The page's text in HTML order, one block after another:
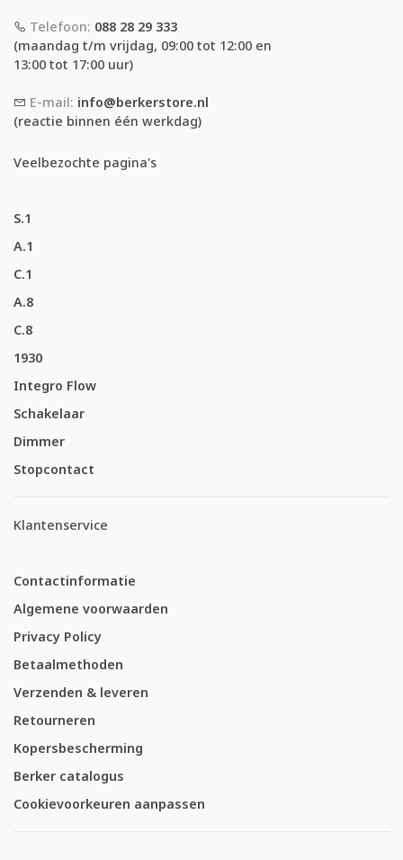
Telefoon: 088 28 29 333
(maandag t/m vrijdag, 09:00 tot 12:00 en
13:00 tot 17:00 uur)
E-mail: info@berkerstore.nl
(reactie binnen één werkdag)
Veelbezochte pagina's
S.1
A.1
C.1
A.8
C.8
1930
Integro Flow
Schakelaar
Dimmer
Stopcontact
Klantenservice
Contactinformatie
Algemene voorwaarden
Privacy Policy
Betaalmethoden
Verzenden & leveren
Retourneren
Kopersbescherming
Berker catalogus
Cookievoorkeuren aanpassen